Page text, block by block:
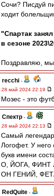
Сочи? Писдуй
ходит болельщик
"Спартак
в сезоне
Поздравляю, мы
recchi -
28 май 2024 22:19
Мозес - это
Спектр -
28 май 2024 22:13
Самый
Логофет. У него
букв имени
О, ЙОГА, ФИНТ
ОН ГЕНИЙ,
RedQuite -